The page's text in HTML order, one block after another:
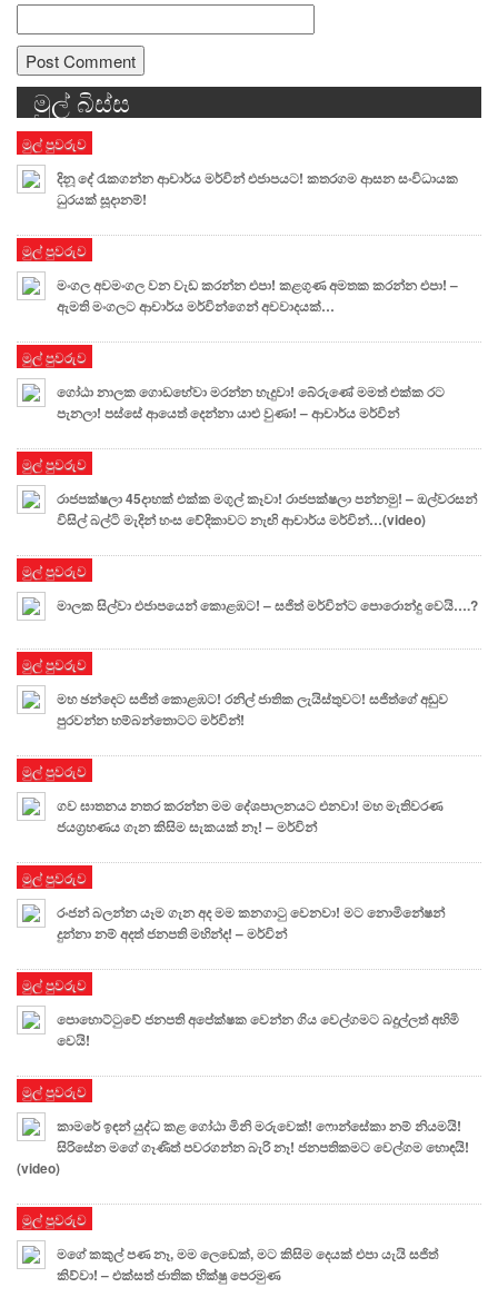
Alternative:
මුල් බිස්ස
මුල් පුවරුව
දිනූ දේ රැකගන්න ආචාර්ය මර්වින් එජාපයට! කතරගම ආසන සංවිධායක
ධුරයක් සූදානම්!
මුල් පුවරුව
මංගල අවමංගල වන වැඩ කරන්න එපා! කළගුණ අමතක කරන්න එපා! –
ඇමති මංගලට ආචාර්ය මර්වින්ගෙන් අවවාදයක්…
මුල් පුවරුව
ගෝඨා නාලක ගොඩහේවා මරන්න හැදුවා! බේරු‍ණේ මමත් එක්ක රට
පැනලා! පස්සේ ආයෙත් දෙන්නා යාළු වුණා! – ආචාර්ය මර්වින්
මුල් පුවරුව
රාජපක්ෂලා 45දාහක් එක්ක මගුල් කෑවා! රාජපක්ෂලා පන්නමු! – ඔල්වරසන්
විසිල් බල්ටි මැදින් හංස වේදිකාවට නැඟි ආචාර්ය මර්වින්…(video)
මුල් පුවරුව
මාලක සිල්වා එජාපයෙන් කොළඹට! – සජිත් මර්වින්ට පොරොන්දු වෙයි….?
මුල් පුවරුව
මහ ඡන්දෙට සජිත් කොළඹට! රනිල් ජාතික ලැයිස්තුවට! සජිත්ගේ අඩුව
පුරවන්න හම්බන්තොටට මර්වින්!
මුල් පුවරුව
ගව ඝාතනය නතර කරන්න මම දේශපාලනයට එනවා! මහ මැතිවරණ
ජයග්‍රහණය ගැන කිසිම සැකයක් නෑ! – මර්වින්
මුල් පුවරුව
රංජන් බලන්න යෑම ගැන අද මම කනගාටු වෙනවා! මට නොමිනේෂන්
දුන්නා නම් අදත් ජනපති මහින්ද! – මර්වින්
මුල් පුවරුව
පොහොට්ටුවේ ජනපති අපේක්ෂක වෙන්න ගිය වෙල්ගමට බදුල්ලත් අහිමි
වෙයි!
මුල් පුවරුව
කාමරේ ඉඳන් යුද්ධ කළ ගෝඨා මිනි මරුවෙක්! ෆොන්සේකා නම් නියමයි!
සිරිසේන මගේ ගෑණිත් පවරගන්න බැරි නෑ! ජනපතිකමට වෙල්ගම හොඳයි!
(video)
මුල් පුවරුව
මගේ කකුල් පණ නෑ, මම ලෙඩෙක්, මට කිසිම දෙයක් එපා යැයි සජිත්
කිව්වා! – එක්සත් ජාතික භික්ෂු පෙරමුණ